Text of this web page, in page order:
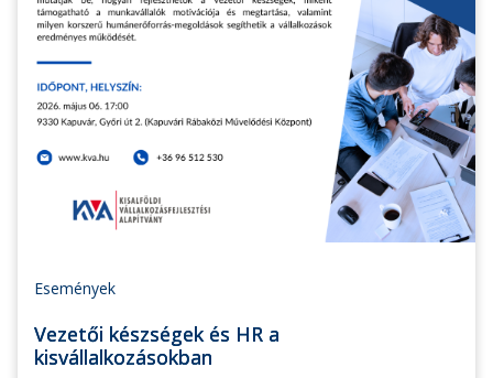
Események
Vezetői készségek és HR a
kisvállalkozásokban